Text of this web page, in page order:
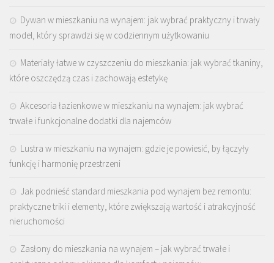
Dywan w mieszkaniu na wynajem: jak wybrać praktyczny i trwały
model, który sprawdzi się w codziennym użytkowaniu
Materiały łatwe w czyszczeniu do mieszkania: jak wybrać tkaniny,
które oszczędzą czas i zachowają estetykę
Akcesoria łazienkowe w mieszkaniu na wynajem: jak wybrać
trwałe i funkcjonalne dodatki dla najemców
Lustra w mieszkaniu na wynajem: gdzie je powiesić, by łączyły
funkcję i harmonię przestrzeni
Jak podnieść standard mieszkania pod wynajem bez remontu:
praktyczne triki i elementy, które zwiększają wartość i atrakcyjność
nieruchomości
Zasłony do mieszkania na wynajem – jak wybrać trwałe i